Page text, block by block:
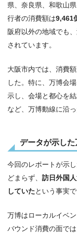
県、奈良県、和歌山
行者の消費額は9,461
阪府以外の地域でも
されています。
大阪市内では、消費
した。特に、万博会
示し、会場と都心を
など、万博動線に沿
データが示し
今回のレポートが示
どまらず、 訪日外国
していたという事実で
万博はローカルイベ
バウンド消費の面では